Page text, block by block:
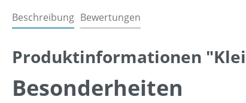
Beschreibung Bewertungen
Produktinformationen
Besonderheiten